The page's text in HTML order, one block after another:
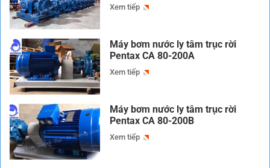
Xem tiếp
Máy bơm nước ly tâm trục rời
Pentax CA 80-200A
Xem tiếp
Máy bơm nước ly tâm trục rời
Pentax CA 80-200B
Xem tiếp